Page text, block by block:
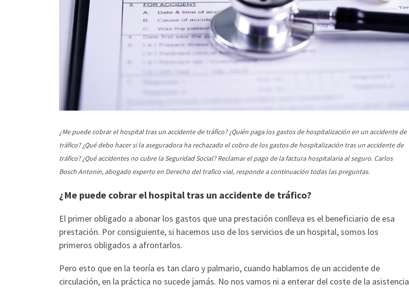
¿Me puede cobrar el hospital tras un accidente de tráfico? ¿Quién paga los gastos de hospitalización en un accidente de
tráfico? ¿Qué debo hacer si la aseguradora ha rechazado el cobro de los gastos de hospitalización tras un accidente de
tráfico? ¿Qué accidentes no cubre la Seguridad Social? Reclamar el pago de la factura hospitalaria al seguro. Carlos
Bosch Antonin, abogado experto en Derecho del trafico vial, responde a continuación todas las preguntas.
¿Me puede cobrar el hospital tras un accidente de tráfico?
El primer obligado a abonar los gastos que una prestación conlleva es el beneficiario de esa
prestación. Por consiguiente, si hacemos uso de los servicios de un hospital, somos los
primeros obligados a afrontarlos.
Pero esto que en la teoría es tan claro y palmario, cuando hablamos de un accidente de
circulación, en la práctica no sucede jamás. No nos vamos ni a enterar del coste de la asistencia